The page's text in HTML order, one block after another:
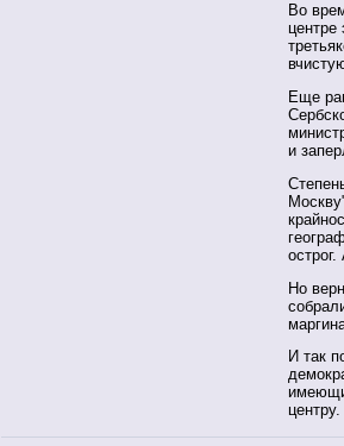
Во
Еще
и
Но
И так
центру.